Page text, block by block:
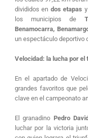
divididos en dos etapas
los municipios de
Benamocarra,
un espectáculo deportivo
Velocidad: la lucha por el
En el apartado de
grandes favoritos que
clave en el campeonato
El granadino Pedro
luchar por la victoria